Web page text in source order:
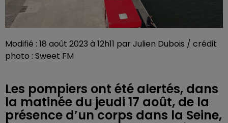
Modifié : 18 août 2023 à 12h11 par Julien Dubois / crédit
photo : Sweet FM
Les pompiers ont été alertés, dans
la matinée du jeudi 17 août, de la
présence d’un corps dans la Seine,